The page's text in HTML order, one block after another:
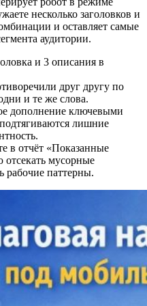
несколько заголовков и
и оставляет самые
аудитории.
и 3 описания в
друг другу по
и те же слова.
дополнение ключевыми
лишние
в отчёт «Показанные
мусорные
рабочие паттерны.